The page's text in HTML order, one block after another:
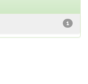
1